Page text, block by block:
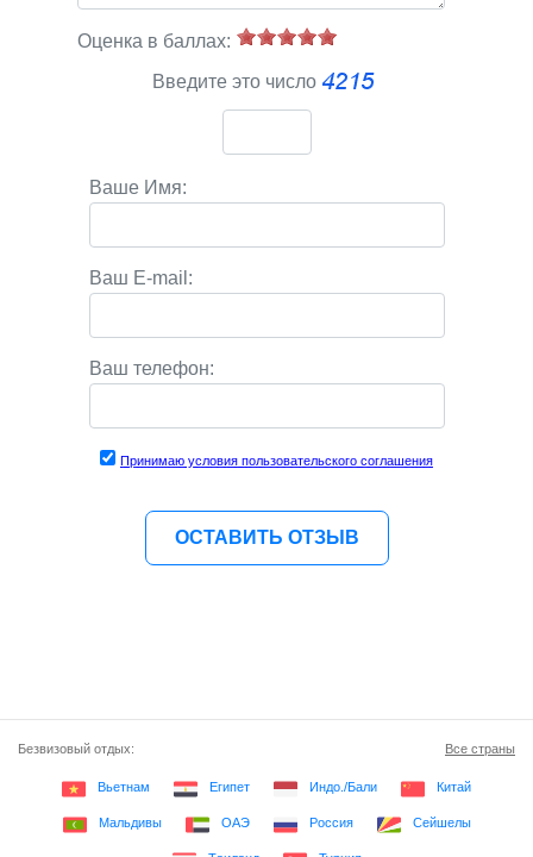
Оценка в баллах:
Введите это число
Ваше Имя:
Ваш E-mail:
Ваш телефон:
Принимаю условия пользовательского соглашения
Безвизовый отдых: Все страны
Вьетнам Египет Индо./Бали Китай
Мальдивы ОАЭ Россия Сейшелы